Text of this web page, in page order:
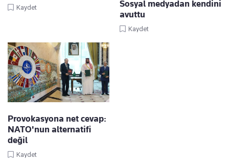
Kaydet
Sosyal medyadan kendini
avuttu
Kaydet
Provokasyona net cevap:
NATO'nun alternatifi
değil
Kaydet